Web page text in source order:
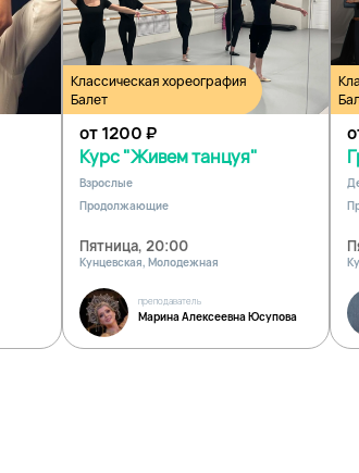
Классическая хореография
Балет
от 1200₽
Курс "Живем танцуя"
Взрослые
Продолжающие
Пятница, 20:00
Кунцевская, Молодежная
преподаватель
Марина Алексеевна Юсупова